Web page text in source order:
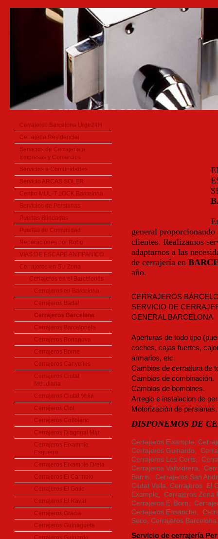
Cerrajeros Barcelona Urge24H
Cerrajeria Residencial
Servicios de Cerrajería a
Empresas y Comercios
Servicios a Comunidades
Servicio ARCAS SOLER
Centro MUL-T-LOCK Barcelona
Servicios de Persianas
Puertas Blindadas
Puertas de Comunidad
Reparaciones por Robo
VIAS DE ESCAPE ANTIPANICO
Cerrajeros en SU Zona
Cerrajeros en el Barcelonés
Cerrajeros en Barcelona
Cerrajeros Badal
Cerrajeros Barcelona
Cerrajeros Barceloneta
Cerrajeros Bonanova
Cerrajeros Borne
Cerrajeros Canyelles
Cerrajeros Ciutat
Meridiana
Cerrajeros Ciutat Vella
Cerrajeros Clot
Cerrajeros Collblanc
Cerrajeros Diagonal Mar
Cerrajeros Eixample
Esquerra
Cerrajeros Eixample Dreta
Cerrajeros El Carmelo
Cerrajeros El Gotic
Cerrajeros El Raval
Cerrajeros Gracia
Cerrajeros Guinagueta
Cerrajeros Guinardo
general
clientes. Realizamos
adaptarnos a las
de cerrajería en
año.
CERRAJEROS
SERVICIO DE
GENERAL BARCELONA
Aperturas de todo tipo
coches, cajas fuertes,
armarios, etc.
Cambios de cerradura de
Cambios de combinación.
Cambios de bombines.
Arreglo e instalacion de
Motorización de persianas.
DISPONEMOS DE
Cerrajeros Eixample,
Cerrajeros Guinardo,
Cerrajeros Les Corts,
Cerrajeros Vallvidrera,
Barris, Cerrajeros San
Ciutat Vella, Cerrajeros El
Example, Cerrajeros
Cerrajeros El Born,
Cerrajeros Ensanche,
Seco, Cerrajeros Barcelona.
Servicio de cerrajería